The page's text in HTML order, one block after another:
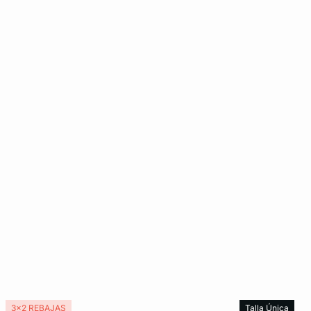
3x2 REBAJAS Talla Única